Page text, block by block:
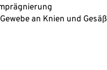
an Knien und Gesäß